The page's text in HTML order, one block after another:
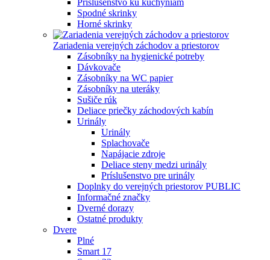
Spodné skrinky
Horné skrinky
Zariadenia verejných záchodov a priestorov
Zásobníky na hygienické potreby
Dávkovače
Zásobníky na WC papier
Zásobníky na uteráky
Sušiče rúk
Deliace priečky záchodových kabín
Urinály
Urinály
Splachovače
Napájacie zdroje
Deliace steny medzi urinály
Príslušenstvo pre urinály
Doplnky do verejných priestorov PUBLIC
Informačné značky
Dverné dorazy
Ostatné produkty
Dvere
Plné
Smart 17